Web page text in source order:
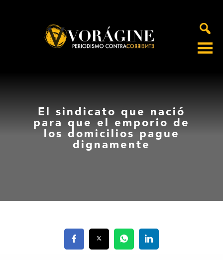
El sindicato que nació
para que el emporio de
los domicilios pague
dignamente